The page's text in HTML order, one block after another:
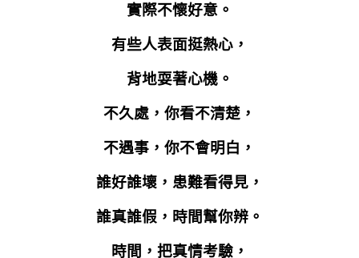
實際不懷好意。
有些人表面挺熱心，
背地耍著心機。
不久處，你看不清楚，
不遇事，你不會明白，
誰好誰壞，患難看得見，
誰真誰假，時間幫你辨。
時間，把真情考驗，